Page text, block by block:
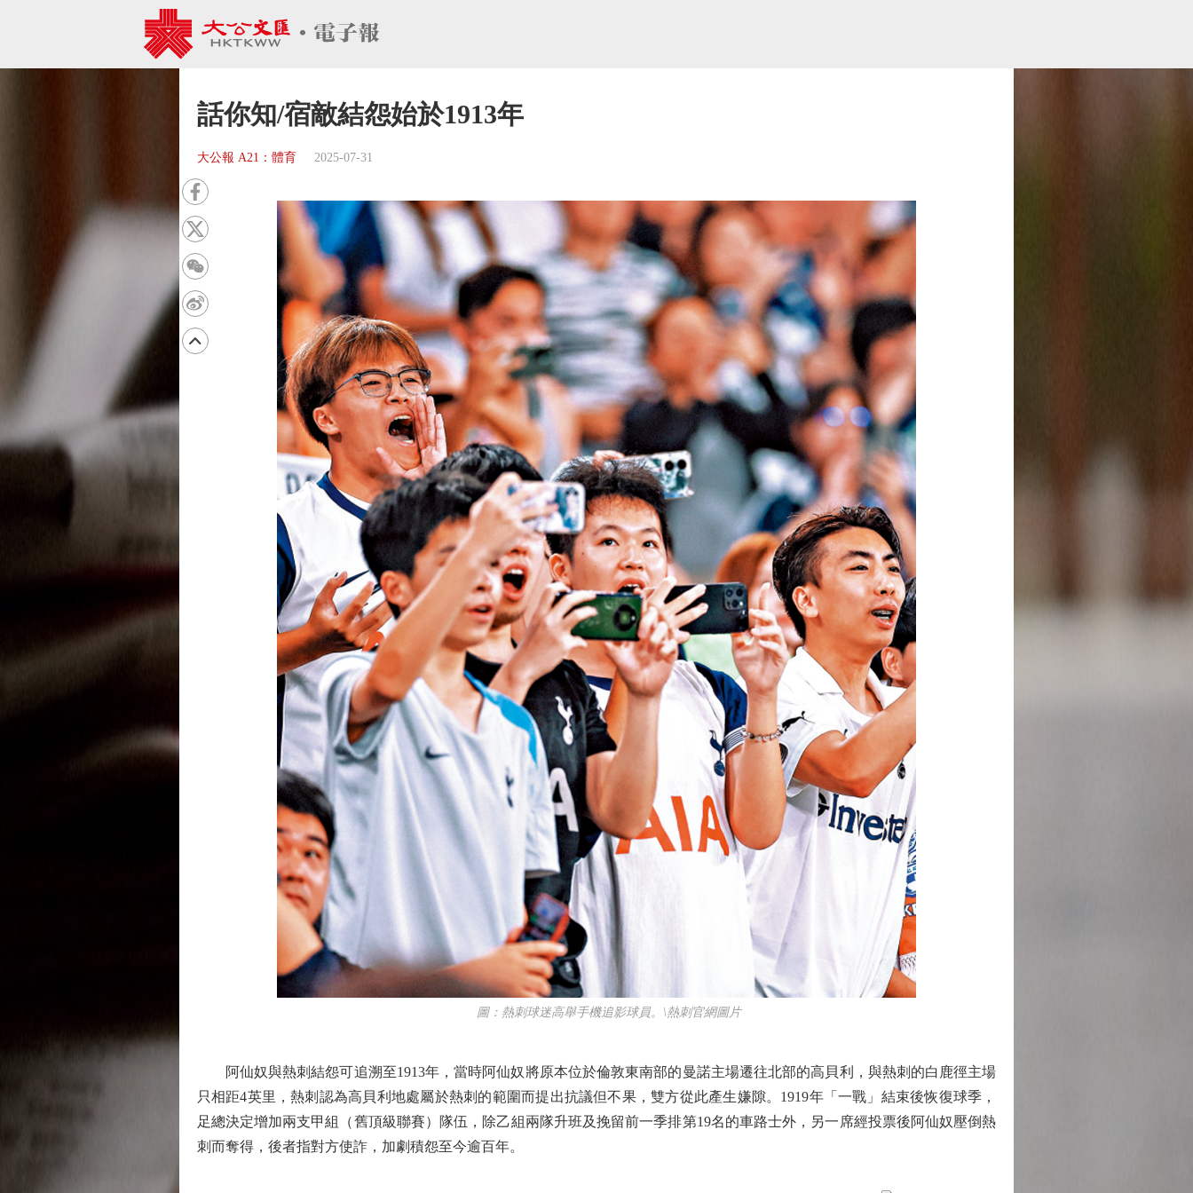
話你知/宿敵結怨始於1913年
大公報 A21：體育 2025-07-31
圖：熱刺球迷高舉手機追影球員。\熱刺官網圖片
阿仙奴與熱刺結怨可追溯至1913年，當時阿仙奴將原本位於倫敦東南部的曼諾主場遷往北部的高貝利，與熱刺的白鹿徑主場
只相距4英里，熱刺認為高貝利地處屬於熱刺的範圍而提出抗議但不果，雙方從此產生嫌隙。1919年「一戰」結束後恢復球季，
足總決定增加兩支甲組（舊頂級聯賽）隊伍，除乙組兩隊升班及挽留前一季排第19名的車路士外，另一席經投票後阿仙奴壓倒熱
刺而奪得，後者指對方使詐，加劇積怨至今逾百年。